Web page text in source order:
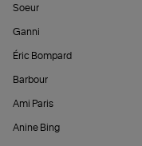
Soeur
Ganni
Éric Bompard
Barbour
Ami Paris
Anine Bing